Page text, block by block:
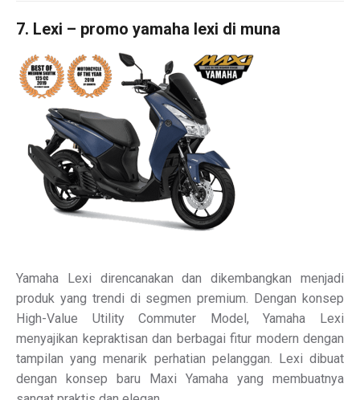
7. Lexi – promo yamaha lexi di muna
Yamaha Lexi direncanakan dan dikembangkan menjadi
produk yang trendi di segmen premium. Dengan konsep
High-Value Utility Commuter Model, Yamaha Lexi
menyajikan kepraktisan dan berbagai fitur modern dengan
tampilan yang menarik perhatian pelanggan. Lexi dibuat
dengan konsep baru Maxi Yamaha yang membuatnya